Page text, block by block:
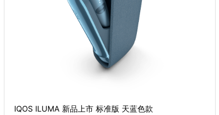
IQOS ILUMA 新品上市 标准版 天蓝色款